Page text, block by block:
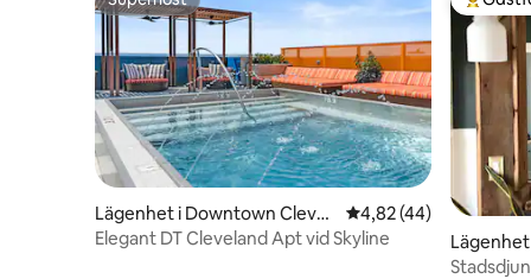
Superhost
Lägenhet i Downtown Clevel
and
4,82 av 5 i
4,82 (44)
Elegant DT Cleveland Apt vid Skyline